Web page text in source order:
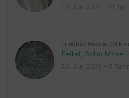
Friedhof Nikolai
Feitel, Sohn Mose